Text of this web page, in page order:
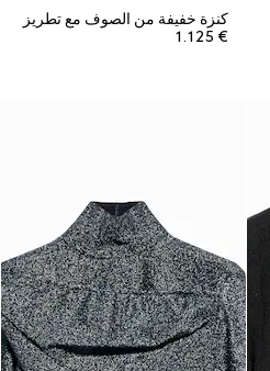
كنزة خفيفة من الصوف مع تطريز
€ 1.125